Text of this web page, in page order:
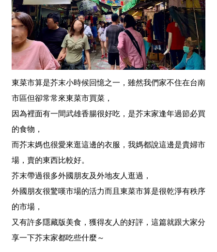
東菜市算是芥末小時候回憶之一，雖然我們家不住在台南
市區但卻常常來東菜市買菜，
因為裡面有一間武雄香腸很好吃，是芥末家逢年過節必買
的食物，
而芥末媽也很愛來逛這邊的衣服，我媽都說這邊是貴婦市
場，賣的東西比較好。
芥末帶過很多外國朋友及外地友人逛過，
外國朋友很驚嘆市場的活力而且東菜市算是很乾淨有秩序
的市場，
又有許多隱藏版美食，獲得友人的好評，這篇就跟大家分
享一下芥末家都吃些什麼～